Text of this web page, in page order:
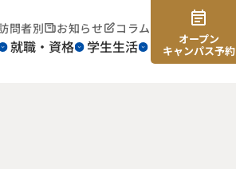
問者別 お知らせ コラム
就職・資格 学生生活 オープン
キャンパス予約